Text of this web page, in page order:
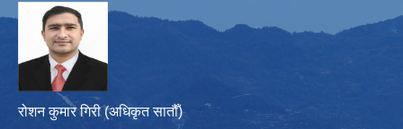
रोशन कुमार गिरी (अधिकृत सातौँ)